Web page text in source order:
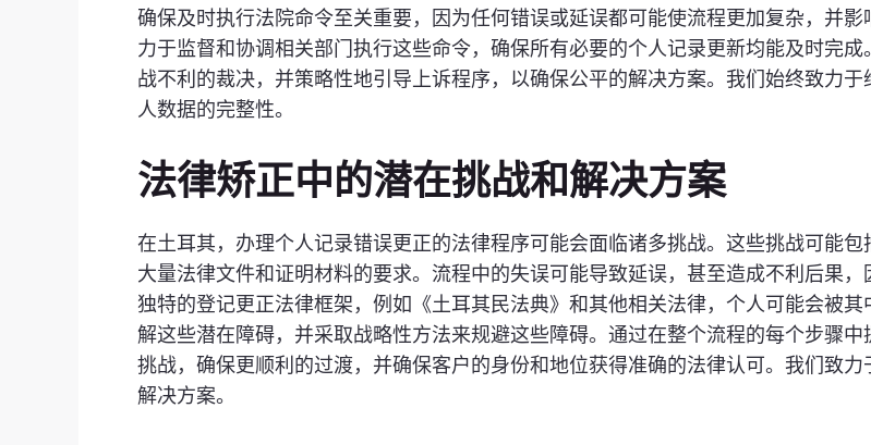
确保及时执行法院命令至关重要，因为任何错误或延误都可能使流程更加复杂，并
力于监督和协调相关部门执行这些命令，确保所有必要的个人记录更新均能及时完
战不利的裁决，并策略性地引导上诉程序，以确保公平的解决方案。我们始终致力
人数据的完整性。
法律矫正中的潜在挑战和解决方案
在土耳其，办理个人记录错误更正的法律程序可能会面临诸多挑战。这些挑战可能
大量法律文件和证明材料的要求。流程中的失误可能导致延误，甚至造成不利后果
独特的登记更正法律框架，例如《土耳其民法典》和其他相关法律，个人可能会被
解这些潜在障碍，并采取战略性方法来规避这些障碍。通过在整个流程的每个步骤
挑战，确保更顺利的过渡，并确保客户的身份和地位获得准确的法律认可。我们致
解决方案。